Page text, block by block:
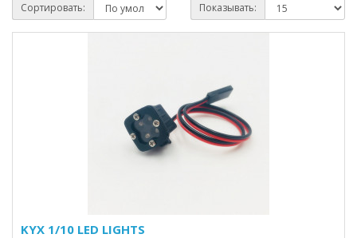
Сортировать: Показывать:
KYX 1/10 LED LIGHTS